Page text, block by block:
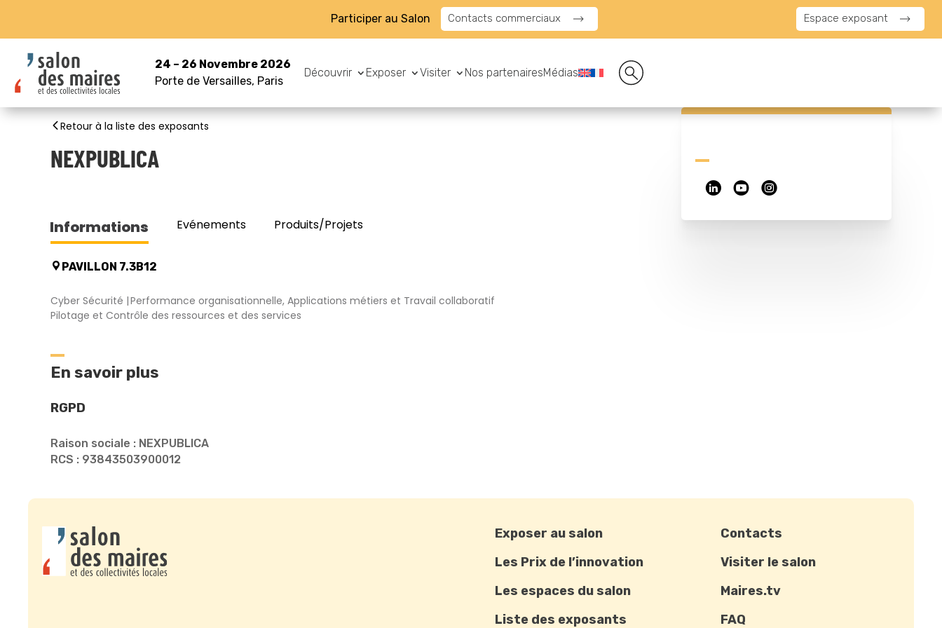
Participer au Salon Contacts commerciaux Espace exposant
24 – 26 Novembre 2026
Porte de Versailles, Paris
Découvrir Exposer Visiter Nos partenairesMédias
Retour à la liste des exposants
NEXPUBLICA
Informations Evénements Produits/Projets
PAVILLON 7.3B12
Cyber Sécurité Performance organisationnelle, Applications métiers et Travail collaboratif
Pilotage et Contrôle des ressources et des services
En savoir plus
RGPD
Raison sociale : NEXPUBLICA
RCS : 93843503900012
Exposer au salon
Les Prix de l’innovation
Les espaces du salon
Liste des exposants
Contacts
Visiter le salon
Maires.tv
FAQ